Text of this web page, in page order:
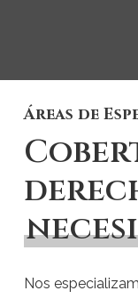
Áreas de
Nos